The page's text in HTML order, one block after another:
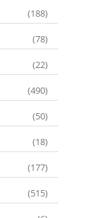
(188)
(78)
(22)
(490)
(50)
(18)
(177)
(515)